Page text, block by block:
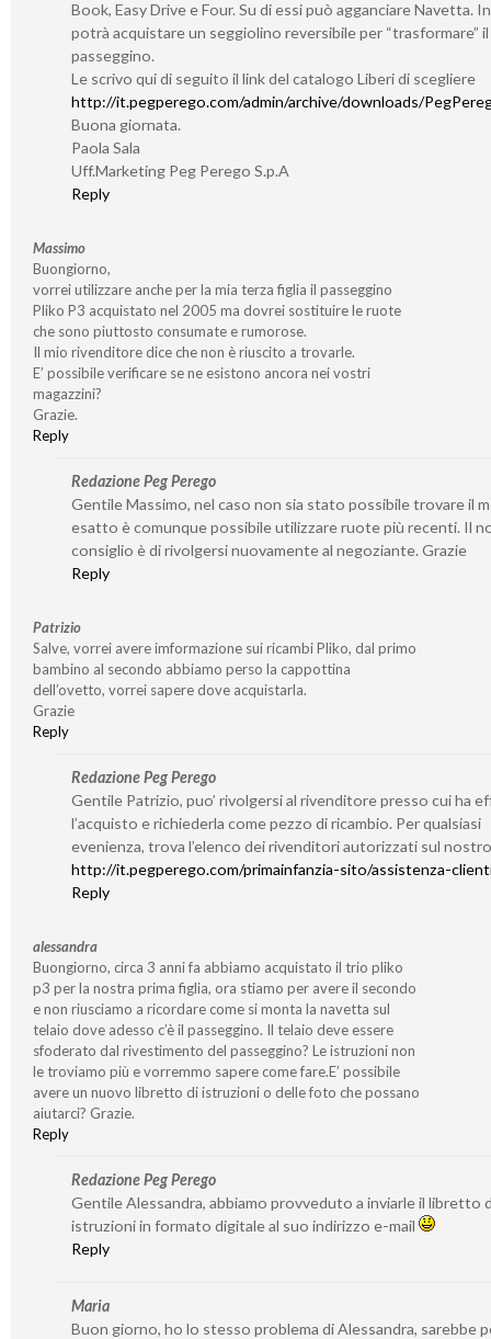
Book, Easy Drive e Four. Su di essi può agganciare Navetta.
potrà acquistare un seggiolino reversibile per “trasformare”
passeggino.
Le scrivo qui di seguito il link del catalogo Liberi di scegliere
http://it.pegperego.com/admin/archive/downloads/
Buona giornata.
Paola Sala
Uff.Marketing Peg Perego S.p.A
Reply
Massimo
Buongiorno,
vorrei utilizzare anche per la mia terza figlia il passeggino
Pliko P3 acquistato nel 2005 ma dovrei sostituire le ruote
che sono piuttosto consumate e rumorose.
Il mio rivenditore dice che non è riuscito a trovarle.
E’ possibile verificare se ne esistono ancora nei vostri
magazzini?
Grazie.
Reply
Redazione Peg Perego
Gentile Massimo, nel caso non sia stato possibile trovare il
esatto è comunque possibile utilizzare ruote più recenti. Il
consiglio è di rivolgersi nuovamente al negoziante. Grazie
Reply
Patrizio
Salve, vorrei avere imformazione sui ricambi Pliko, dal primo
bambino al secondo abbiamo perso la cappottina
dell’ovetto, vorrei sapere dove acquistarla.
Grazie
Reply
Redazione Peg Perego
Gentile Patrizio, puo’ rivolgersi al rivenditore presso cui ha
l’acquisto e richiederla come pezzo di ricambio. Per qualsiasi
evenienza, trova l’elenco dei rivenditori autorizzati sul
http://it.pegperego.com/primainfanzia-sito/assistenza-
Reply
alessandra
Buongiorno, circa 3 anni fa abbiamo acquistato il trio pliko
p3 per la nostra prima figlia, ora stiamo per avere il secondo
e non riusciamo a ricordare come si monta la navetta sul
telaio dove adesso c’è il passeggino. Il telaio deve essere
sfoderato dal rivestimento del passeggino? Le istruzioni non
le troviamo più e vorremmo sapere come fare.E’ possibile
avere un nuovo libretto di istruzioni o delle foto che possano
aiutarci? Grazie.
Reply
Redazione Peg Perego
Gentile Alessandra, abbiamo provveduto a inviarle il libretto
istruzioni in formato digitale al suo indirizzo e-mail
Reply
Maria
Buon giorno, ho lo stesso problema di Alessandra, sarebbe